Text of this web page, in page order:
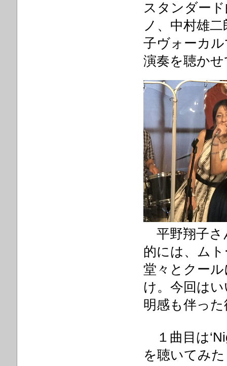
スタンダー
ノ、中村雄
子ヴォーカ
演奏を聴か
平野翔子さ
的には、ム
堂々とクー
け。今回は
明感も伴っ
１曲目は
を聴いてみ